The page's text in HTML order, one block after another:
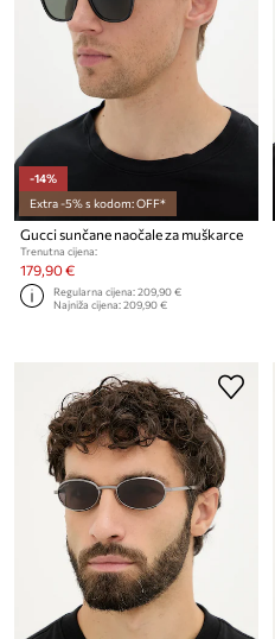
-14%
Extra -5% s kodom: OFF*
Gucci sunčane naočale za muškarce
Trenutna cijena:
179,90 €
Regularna cijena:209,90 €
Najniža cijena:209,90 €